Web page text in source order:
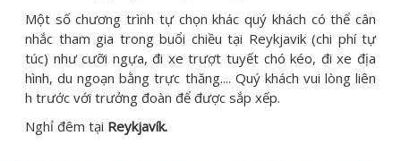
Một số chương trình tự chọn khác quý khách có thể cân
nhắc tham gia trong buổi chiều tại Reykjavik (chi phí tự
túc) như cưỡi ngựa, đi xe trượt tuyết chó kéo, đi xe địa
hình, du ngoạn bằng trực thăng.... Quý khách vui lòng liên
h trước với trưởng đoàn để được sắp xếp.
Nghỉ đêm tại Reykjavík.